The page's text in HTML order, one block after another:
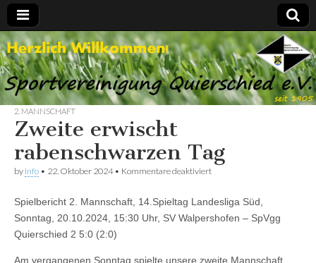
Spvgg.
Quierschied
Offizielle
Internetpräsenz
2. MANNSCHAFT
Zweite erwischt
rabenschwarzen Tag
by Info • 22. Oktober 2024• Kommentare deaktiviertfür
rabenschwarzen
Tag
Spielbericht 2. Mannschaft, 14.Spieltag Landesliga Süd,
Sonntag, 20.10.2024, 15:30 Uhr, SV Walpershofen – SpVgg
Quierschied 2 5:0 (2:0)
Am vergangenen Sonntag spielte unsere zweite Mannschaft